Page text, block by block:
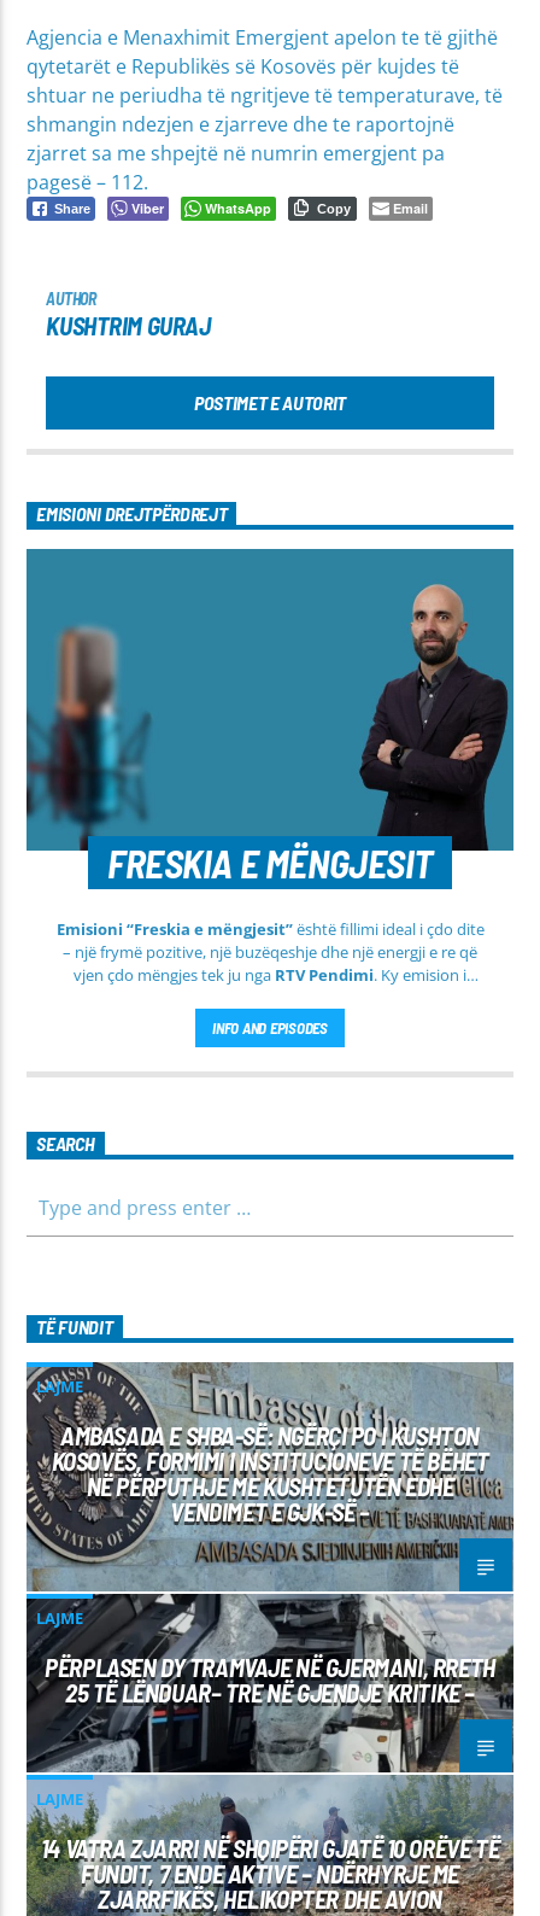
Agjencia e Menaxhimit Emergjent apelon te të gjithë
qytetarët e Republikës së Kosovës për kujdes të
shtuar ne periudha të ngritjeve të temperaturave, të
shmangin ndezjen e zjarreve dhe te raportojnë
zjarret sa me shpejtë në numrin emergjent pa
pagesë – 112.
Share Viber WhatsApp Copy Email
AUTHOR
KUSHTRIM GURAJ
POSTIMET E AUTORIT
EMISIONI DREJTPËRDREJT
FRESKIA E MËNGJESIT
Emisioni “Freskia e mëngjesit”është fillimi ideal i çdo dite
– një frymë pozitive, një buzëqeshje dhe një energji e re që
vjen çdo mëngjes tek ju nga RTV Pendimi. Ky emision i
informues dhe më të ngrohtë, duke ju shoqëruar në orët e
para të ditës me përmbajtje të larmishme dhe të dobishme
për të gjithë familjen.
INFO AND EPISODES
SEARCH
TË FUNDIT
LAJME
AMBASADA E SHBA-SË: NGËRÇI PO I KUSHTON
KOSOVËS, FORMIMI I INSTITUCIONEVE TË BËHET
NË PËRPUTHJE ME KUSHTETUTËN EDHE
VENDIMET E GJK-SË –
LAJME
PËRPLASEN DY TRAMVAJE NË GJERMANI, RRETH
25 TË LËNDUAR– TRE NË GJENDJE KRITIKE –
LAJME
14 VATRA ZJARRI NË SHQIPËRI GJATË 10 ORËVE TË
FUNDIT, 7 ENDE AKTIVE – NDËRHYRJE ME
ZJARRFIKËS, HELIKOPTER DHE AVION